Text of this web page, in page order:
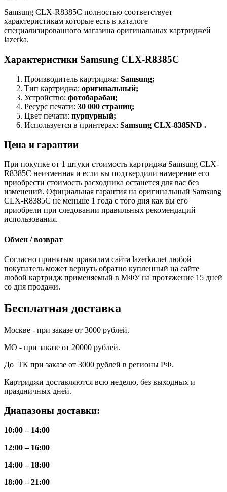
Samsung CLX-R8385C полностью соответствует
характеристикам которые есть в каталоге
специализированного магазина оригинальных картриджей
lazerka.
Характеристики Samsung CLX-R8385C
Производитель картриджа: Samsung;
Тип картриджа: оригинальный;
Устройство: фотобарабан;
Ресурс печати: 30 000 страниц;
Цвет печати: пурпурный;
Используется в принтерах: Samsung CLX-8385ND .
Цена и гарантии
При покупке от 1 штуки стоимость картриджа Samsung CLX-
R8385C неизменная и если вы подтвердили намерение его
приобрести стоимость расходника останется для вас без
изменений. Официальная гарантия на оригинальный Samsung
CLX-R8385C не меньше 1 года с того дня как вы его
приобрели при следовании правильных рекомендаций
использования.
Обмен / возврат
Согласно принятым правилам сайта lazerka.net любой
покупатель может вернуть обратно купленный на сайте
любой картридж применяемый в МФУ на протяжение 15 дней
со дня продажи.
Бесплатная доставка
Москве - при заказе от 3000 рублей.
МО - при заказе от 20000 рублей.
До ТК при заказе от 3000 рублей в регионы РФ.
Картриджи доставляются всю неделю, без выходных и
праздничных дней.
Диапазоны доставки:
10:00 – 14:00
12:00 – 16:00
14:00 – 18:00
18:00 – 21:00